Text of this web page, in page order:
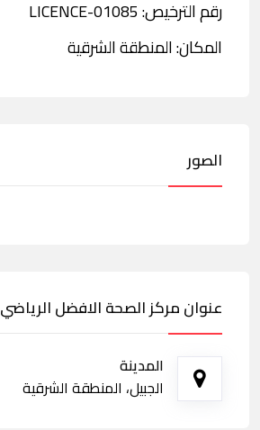
رقم الترخيص: LICENCE-01085
المكان: المنطقة الشرقية
الصور
عنوان مركز الصحة الافضل الرياضي
المدينة
الجبيل، المنطقة الشرقية